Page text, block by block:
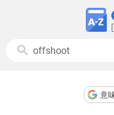
意